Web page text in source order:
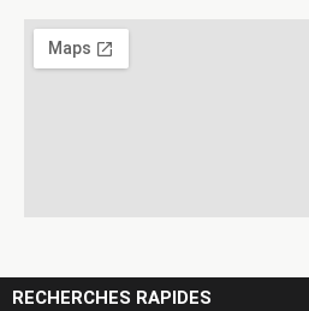
RECHERCHES RAPIDES